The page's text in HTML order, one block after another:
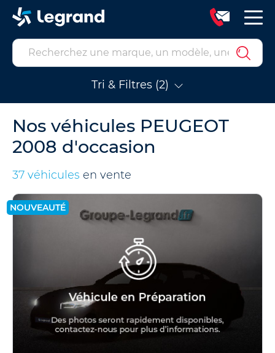
Tri & Filtres (2)
Nos véhicules PEUGEOT
2008 d'occasion
37 véhicules en vente
NOUVEAUTÉ